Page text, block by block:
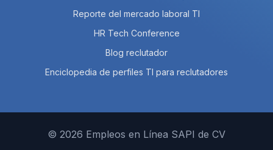
Reporte del mercado laboral TI
HR Tech Conference
Blog reclutador
Enciclopedia de perfiles TI para reclutadores
© 2026 Empleos en Línea SAPI de CV